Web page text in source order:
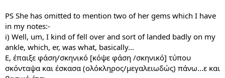
PS She has omitted to mention two of her gems which I have
in my notes:-
i) Well, um, I kind of fell over and sort of landed badly on my
ankle, which, er, was what, basically...
Ε, έπαιξε φάση/σκηνικό [κόψε φάση /σκηνικό] τύπου
σκόνταψα και έσκασα (ολόκληρος/μεγαλειωδώς) πάνω...ε και